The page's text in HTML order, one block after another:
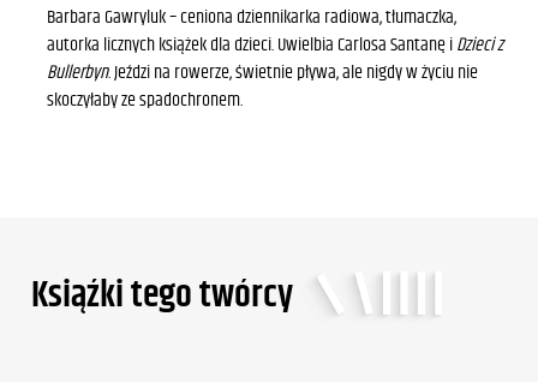
Barbara Gawryluk – ceniona dziennikarka radiowa, tłumaczka,
autorka licznych książek dla dzieci. Uwielbia Carlosa Santanę iDzieci z
Bullerbyn. Jeździ na rowerze, świetnie pływa, ale nigdy w życiu nie
skoczyłaby ze spadochronem.
Ksiąźki tego twórcy